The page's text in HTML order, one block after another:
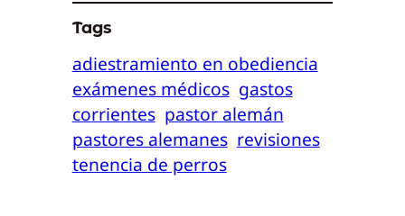
Tags
adiestramiento en obediencia
exámenes médicos gastos
corrientes pastor alemán
pastores alemanes revisiones
tenencia de perros